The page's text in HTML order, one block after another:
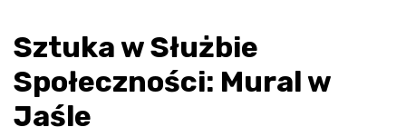
Sztuka w Służbie
Społeczności: Mural w
Jaśle